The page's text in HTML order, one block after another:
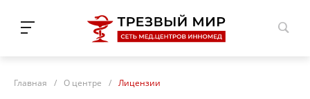
Главная / О центре / Лицензии